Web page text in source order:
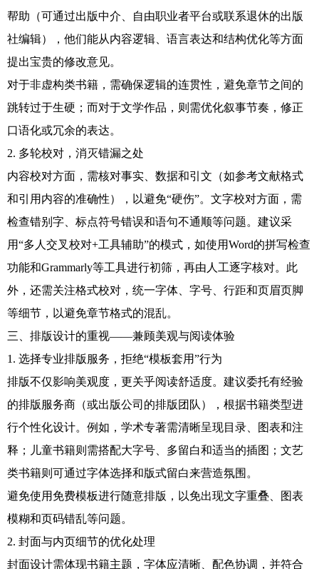
帮助（可通过出版中介、自由职业者平台或联系退休的出版
社编辑），他们能从内容逻辑、语言表达和结构优化等方面
提出宝贵的修改意见。
对于非虚构类书籍，需确保逻辑的连贯性，避免章节之间的
跳转过于生硬；而对于文学作品，则需优化叙事节奏，修正
口语化或冗余的表达。
2. 多轮校对，消灭错漏之处
内容校对方面，需核对事实、数据和引文（如参考文献格式
和引用内容的准确性），以避免“硬伤”。文字校对方面，需
检查错别字、标点符号错误和语句不通顺等问题。建议采
用“多人交叉校对+工具辅助”的模式，如使用Word的拼写检查
功能和Grammarly等工具进行初筛，再由人工逐字核对。此
外，还需关注格式校对，统一字体、字号、行距和页眉页脚
等细节，以避免章节格式的混乱。
三、排版设计的重视——兼顾美观与阅读体验
1. 选择专业排版服务，拒绝“模板套用”行为
排版不仅影响美观度，更关乎阅读舒适度。建议委托有经验
的排版服务商（或出版公司的排版团队），根据书籍类型进
行个性化设计。例如，学术专著需清晰呈现目录、图表和注
释；儿童书籍则需搭配大字号、多留白和适当的插图；文艺
类书籍则可通过字体选择和版式留白来营造氛围。
避免使用免费模板进行随意排版，以免出现文字重叠、图表
模糊和页码错乱等问题。
2. 封面与内页细节的优化处理
封面设计需体现书籍主题，字体应清晰、配色协调，并符合